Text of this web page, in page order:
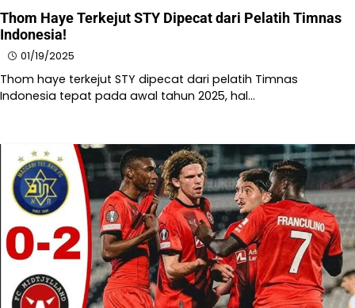
Thom Haye Terkejut STY Dipecat dari Pelatih Timnas
Indonesia!
01/19/2025
​Thom haye terkejut STY dipecat dari pelatih Timnas
Indonesia tepat pada awal tahun 2025, hal…